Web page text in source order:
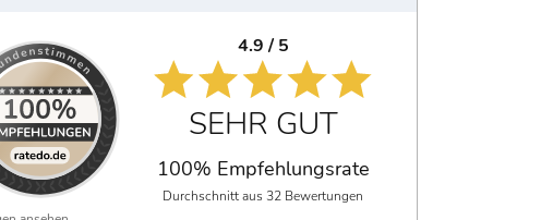
4.9 / 5
SEHR GUT
100% Empfehlungsrate
Durchschnitt aus 32 Bewertungen